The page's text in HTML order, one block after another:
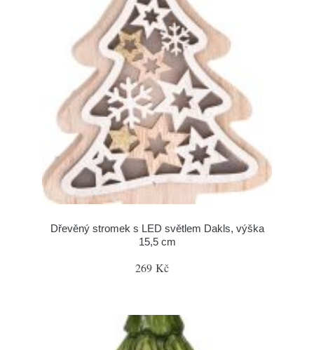
Dřevěný stromek s LED světlem Dakls, výška
15,5 cm
269 Kč